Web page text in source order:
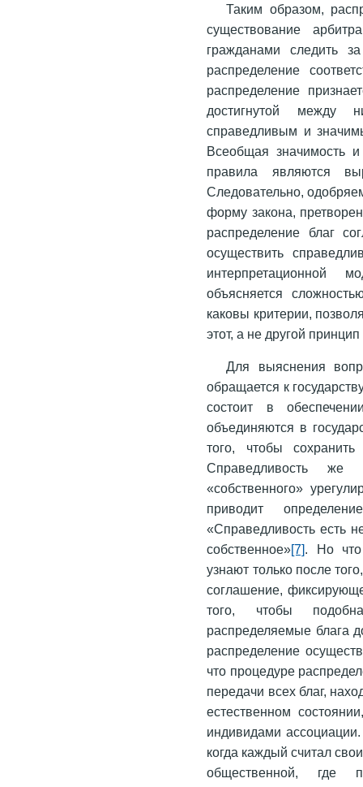
Таким образом,
существование
гражданами следить
распределение
распределение
достигнутой между
справедливым и
Всеобщая значимость и
правила являются
Следовательно,
форму закона,
распределение благ
осуществить
интерпретационной
объясняется
каковы критерии,
этот, а не другой
Для выяснения
обращается к
состоит в
объединяются в
того, чтобы
Справедливость же
«собственного»
приводит
«Справедливость есть
собственное»[7]. Но что
узнают только после
соглашение,
того, чтобы
распределяемые блага
распределение
что процедуре
передачи всех благ,
естественном
индивидами
когда каждый считал
общественной, где